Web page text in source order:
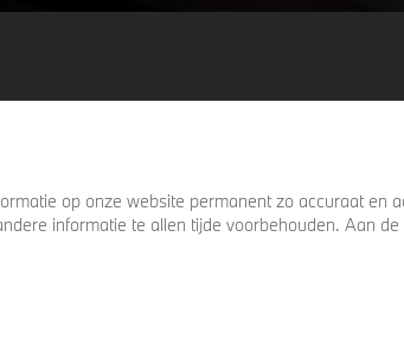
op onze website permanent zo accuraat en
informatie te allen tijde voorbehouden. Aan